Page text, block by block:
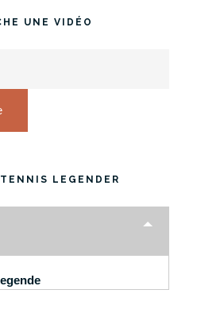
UNE VIDÉO
LEGENDER